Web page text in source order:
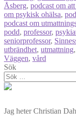
Åsberg, podcast om
om psykisk ohälsa,
podcast om
podd, professor,
seniorprofessor,
utbrändhet, utmattning,
Väggen, vård
Sök
Sök
efter:
Jag heter Christian